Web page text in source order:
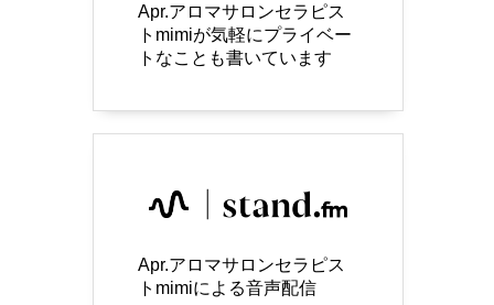
Apr.アロマサロンセラピス
トmimiが気軽にプライベー
トなことも書いています
Apr.アロマサロンセラピス
トmimiによる音声配信